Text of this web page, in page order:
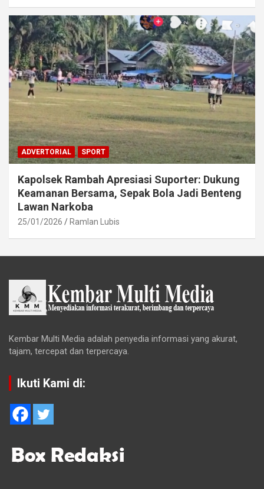
ADVERTORIAL SPORT
Kapolsek Rambah Apresiasi Suporter: Dukung
Keamanan Bersama, Sepak Bola Jadi Benteng
Lawan Narkoba
25/01/2026 Ramlan Lubis
Kembar Multi Media adalah penyedia informasi yang akurat,
tajam, tercepat dan terpercaya.
Ikuti Kami di: